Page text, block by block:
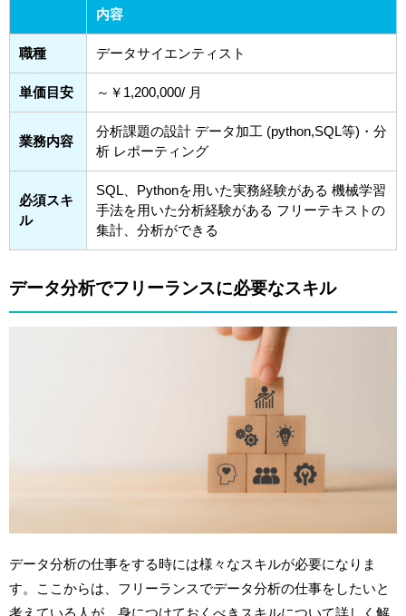
内容
職種 データサイエンティスト
単価目安 ～￥1,200,000/ 月
業務内容
分析課題の設計 データ加工 (python,SQL等)・分
析 レポーティング
必須スキ
ル
SQL、Pythonを用いた実務経験がある 機械学習
手法を用いた分析経験がある フリーテキストの
集計、分析ができる
データ分析でフリーランスに必要なスキル
データ分析の仕事をする時には様々なスキルが必要になりま
す。ここからは、フリーランスでデータ分析の仕事をしたいと
考えている人が、身につけておくべきスキルについて詳しく解